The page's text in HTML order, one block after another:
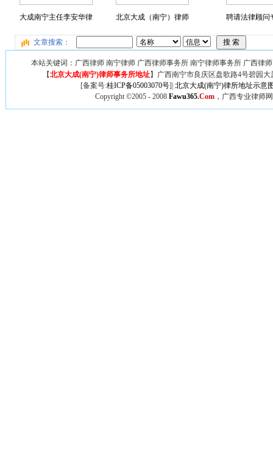
大成南宁主任李安华律 北京大成（南宁）律师 聘请法律顾问
文章搜索：
本站关键词：广西律师 南宁律师 广西律师事务所 南宁律师事务所 广西律
【北京大成(南宁)律师事务所地址】广西南宁市良庆区盘歌路4号碧园
[备案号:桂ICP备05003070号]| 北京大成(南宁)律所地址示意
Copyright ©2005 - 2008 Fawu365.Com，广西专业律师